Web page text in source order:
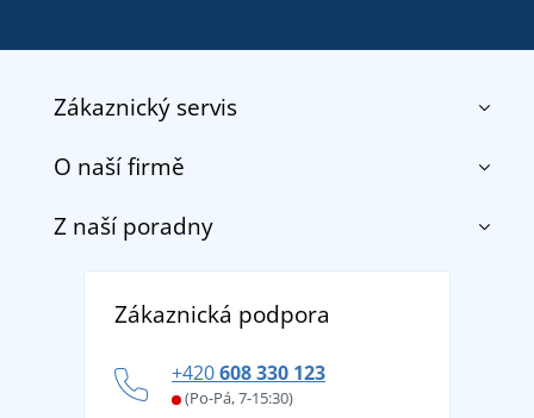
Zákaznický servis
Kontakt
Doprava a platba
Vrácení zboží a reklamace
Potisk a výšivka
Věrnostní program BONTIS +
O naší firmě
O nás
DobrýTextil pro firmy a organizace
Z naší poradny
tradicí od roku 1976
Letní dobrodružství začíná balením aneb připravte
Zákaznická podpora
+420608 330 123
(Po-Pá, 7-15:30)